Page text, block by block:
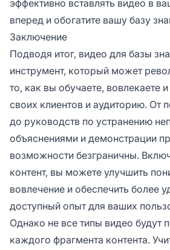
эффективно вставлять видео в
вперед и обогатите вашу базу
Заключение
Подводя итог, видео для базы
инструмент, который может
то, как вы обучаете, вовлекаете
своих клиентов и аудиторию. От
до руководств по устранению
объяснениями и демонстрации
возможности безграничны.
контент, вы можете улучшить
вовлечение и обеспечить более
доступный опыт для ваших
Однако не все типы видео будут
каждого фрагмента контента.